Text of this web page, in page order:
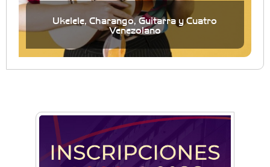
Ukelele, Charango, Guitarra y Cuatro
Venezolano